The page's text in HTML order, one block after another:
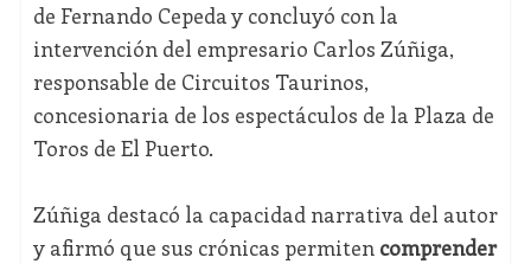
de Fernando Cepeda y concluyó con la
intervención del empresario Carlos Zúñiga,
responsable de Circuitos Taurinos,
concesionaria de los espectáculos de la Plaza de
Toros de El Puerto.
Zúñiga destacó la capacidad narrativa del autor
y afirmó que sus crónicas permiten comprender